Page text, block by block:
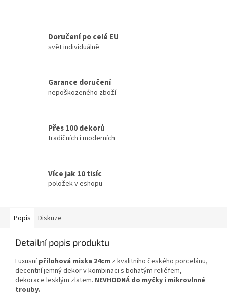
Doručení po celé EU
svět individuálně
Garance doručení
nepoškozeného zboží
Přes 100 dekorů
tradičních i moderních
Více jak 10 tisíc
položek v eshopu
Popis Diskuze
Detailní popis produktu
Luxusnípřílohová miska 24cm z kvalitního českého porcelánu,
decentní jemný dekor v kombinaci s bohatým reliéfem,
dekorace lesklým zlatem. NEVHODNÁ do myčky i mikrovlnné
trouby.